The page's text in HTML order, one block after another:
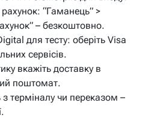
рахунок: “Гаманець” >
– безкоштовно.
для тесту: оберіть Visa
сервісів.
вкажіть доставку в
поштомат.
з терміналу чи переказом –